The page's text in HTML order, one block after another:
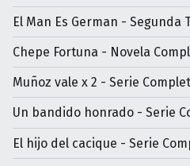
El Man Es German - Segunda
Chepe Fortuna - Novela
Muñoz vale x 2 - Serie
Un bandido honrado - Serie
El hijo del cacique - Serie